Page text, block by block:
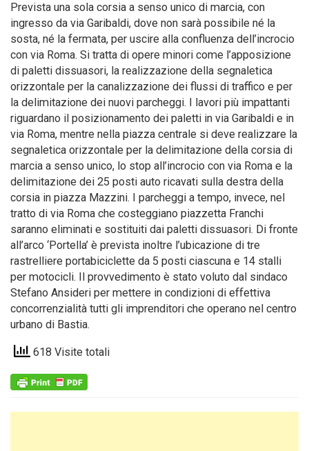
Prevista una sola corsia a senso unico di marcia, con
ingresso da via Garibaldi, dove non sarà possibile né la
sosta, né la fermata, per uscire alla confluenza dell’incrocio
con via Roma. Si tratta di opere minori come l’apposizione
di paletti dissuasori, la realizzazione della segnaletica
orizzontale per la canalizzazione dei flussi di traffico e per
la delimitazione dei nuovi parcheggi. I lavori più impattanti
riguardano il posizionamento dei paletti in via Garibaldi e in
via Roma, mentre nella piazza centrale si deve realizzare la
segnaletica orizzontale per la delimitazione della corsia di
marcia a senso unico, lo stop all’incrocio con via Roma e la
delimitazione dei 25 posti auto ricavati sulla destra della
corsia in piazza Mazzini. I parcheggi a tempo, invece, nel
tratto di via Roma che costeggiano piazzetta Franchi
saranno eliminati e sostituiti dai paletti dissuasori. Di fronte
all’arco ‘Portella’ è prevista inoltre l’ubicazione di tre
rastrelliere portabiciclette da 5 posti ciascuna e 14 stalli
per motocicli. Il provvedimento è stato voluto dal sindaco
Stefano Ansideri per mettere in condizioni di effettiva
concorrenzialità tutti gli imprenditori che operano nel centro
urbano di Bastia.
618 Visite totali